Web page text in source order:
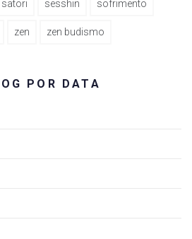
satori sesshin sofrimento
zen zen budismo
POR DATA